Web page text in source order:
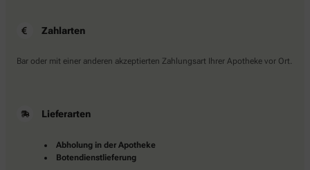
Zahlarten
Bar oder mit einer anderen akzeptierten Zahlungsart Ihrer Apotheke vor Ort.
Lieferarten
Abholung in der Apotheke
Botendienstlieferung